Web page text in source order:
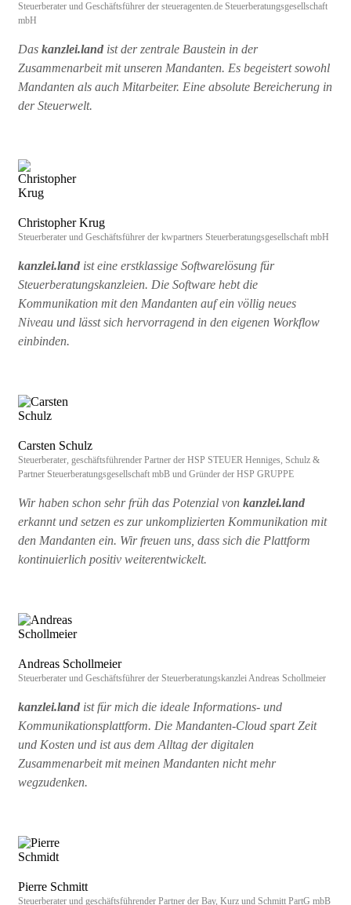
Steuerberater und Geschäftsführer der steueragenten.de Steuerberatungsgesellschaft
mbH
Das kanzlei.land ist der zentrale Baustein in der
Zusammenarbeit mit unseren Mandanten. Es begeistert sowohl
Mandanten als auch Mitarbeiter. Eine absolute Bereicherung in
der Steuerwelt.
Christopher Krug
Steuerberater und Geschäftsführer der kwpartners Steuerberatungsgesellschaft mbH
kanzlei.land ist eine erstklassige Softwarelösung für
Steuerberatungskanzleien. Die Software hebt die
Kommunikation mit den Mandanten auf ein völlig neues
Niveau und lässt sich hervorragend in den eigenen Workflow
einbinden.
Carsten Schulz
Steuerberater, geschäftsführender Partner der HSP STEUER Henniges, Schulz &
Partner Steuerberatungsgesellschaft mbB und Gründer der HSP GRUPPE
Wir haben schon sehr früh das Potenzial von kanzlei.land
erkannt und setzen es zur unkomplizierten Kommunikation mit
den Mandanten ein. Wir freuen uns, dass sich die Plattform
kontinuierlich positiv weiterentwickelt.
Andreas Schollmeier
Steuerberater und Geschäftsführer der Steuerberatungskanzlei Andreas Schollmeier
kanzlei.land ist für mich die ideale Informations- und
Kommunikationsplattform. Die Mandanten-Cloud spart Zeit
und Kosten und ist aus dem Alltag der digitalen
Zusammenarbeit mit meinen Mandanten nicht mehr
wegzudenken.
Pierre Schmitt
Steuerberater und geschäftsführender Partner der Bay, Kurz und Schmitt PartG mbB